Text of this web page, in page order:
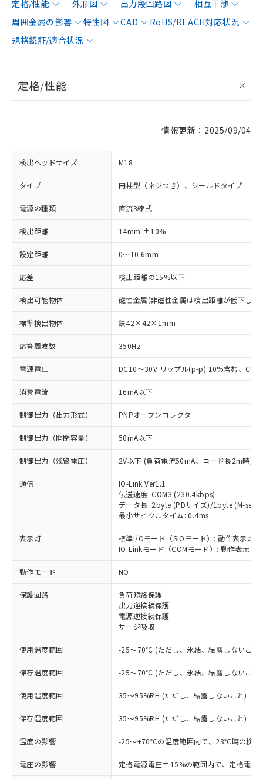
定格/性能 外形図 出力段回路図
相互干渉
周囲金属の影響
特性図 CAD
RoHS/REACH対応状況
規格認証/適合状況
定格/性能
情報更新：2025/09/04
検出ヘッドサイズ M18
タイプ 円柱型（ネジつき）、シールドタイプ
電源の種類 直流3線式
検出距離 14mm ±10%
設定距離 0～10.6mm
応差 検出距離の15%以下
検出可能物体 磁性金属(非磁性金属は検出距離が低下しま
標準検出物体 鉄42×42×1mm
応答周波数 350Hz
電源電圧 DC10～30V リップル(p-p) 10%含む、
消費電流 16mA以下
制御出力（出力形式） PNPオープンコレクタ
制御出力（開閉容量） 50mA以下
制御出力（残留電圧） 2V以下 (負荷電流50mA、コード長2m時)
通信
IO-Link Ver1.1
伝送速度: COM3 (230.4kbps)
データ長: 2byte (PDサイズ)/1byte (M-
最小サイクルタイム: 0.4ms
表示灯
標準I/Oモード（SIOモード）: 動作表示灯(
IO-Linkモード（COMモード）: 動作表示
動作モード NO
保護回路
負荷短絡保護
出力逆接続保護
電源逆接続保護
サージ吸収
使用温度範囲 -25～70℃ (ただし、氷結、結露しないこと)
保存温度範囲 -25～70℃ (ただし、氷結、結露しないこと)
使用湿度範囲 35～95%RH (ただし、結露しないこと)
保存湿度範囲 35～95%RH (ただし、結露しないこと)
温度の影響 -25～+70℃の温度範囲内で、23℃時の検
電圧の影響 定格電源電圧±15%の範囲内で、定格電
ご利用条件
以下の条件をお読みいただき、同意のうえ
ご利用ください。
本サービスは、当社制御機器事業取扱
商品の当社在庫状況および標準価格
(税抜)を提供させていただくもので
当社制御機器事業取扱商品の中には、
本サービスの対象外となる商品もある
ことをご了承ください。
対応済み：EU RoHS指令（10物質）の
非含有に対応した製品が提供可能な商品で
対応予定：EU RoHS指令（10物質）の非含
有に対応した製品に切り替える予定のある
商品です。
対応予定なし：EU RoHS指令（10物質）の
非含有に非対応の商品で、対応品を出す予
定はありません。
調査・確認中：EU RoHS指令（10物質）の
非含有の対応状況を調査中または確認中の
商品です。
非該当品：ライセンス料など無形物で、有
害物質有無と関係のない商品です。
いたものが、含有品と判明した場合などや
※1 中国RoHS○×表
「○」：最大均質材料含有率が中国RoHSの
基準値以下であることを示します。
「×」：最大均質材料含有率が中国RoHSの
基準値を超えていることを示します。